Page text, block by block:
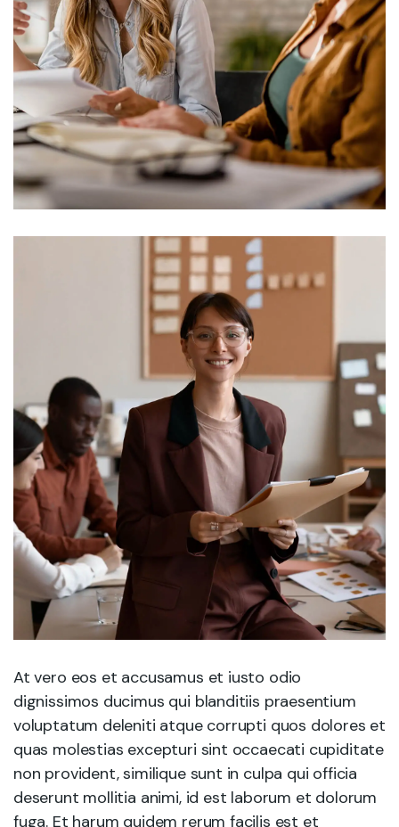
At vero eos et accusamus et iusto odio
dignissimos ducimus qui blanditiis praesentium
voluptatum deleniti atque corrupti quos dolores et
quas molestias excepturi sint occaecati cupiditate
non provident, similique sunt in culpa qui officia
deserunt mollitia animi, id est laborum et dolorum
fuga. Et harum quidem rerum facilis est et